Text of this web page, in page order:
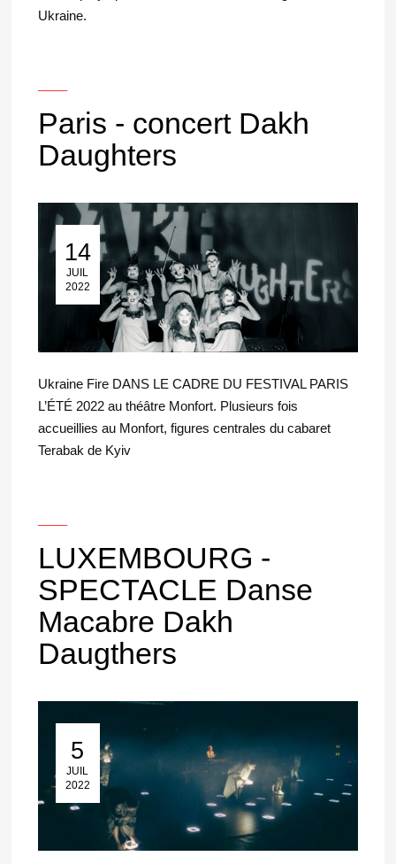
Ukraine.
Paris - concert Dakh
Daughters
14
JUIL
2022
14 Juil 2022
Ukraine Fire DANS LE CADRE DU FESTIVAL PARIS
L’ÉTÉ 2022 au théâtre Monfort. Plusieurs fois
accueillies au Monfort, figures centrales du cabaret
Terabak de Kyiv
LUXEMBOURG -
SPECTACLE Danse
Macabre Dakh
Daugthers
5
JUIL
2022
05 Juil 2022